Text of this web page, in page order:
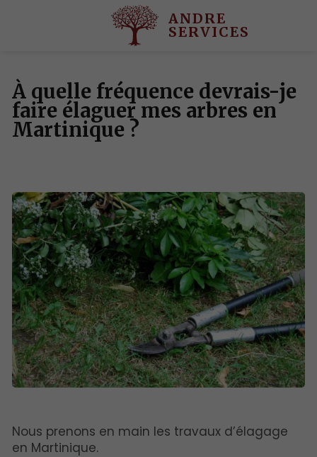
ANDRE
SERVICES
À quelle fréquence devrais-je
faire élaguer mes arbres en
Martinique ?
Nous prenons en main les travaux d’élagage
en Martinique.